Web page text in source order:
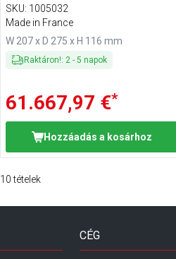
SKU: 1005032
Made in France
W 207 x D 275 x H 116 mm
Raktáron!: 2- 5 napok
61.667,97 €*
Hozzáadás a kosárhoz
10 tételek
CÉG